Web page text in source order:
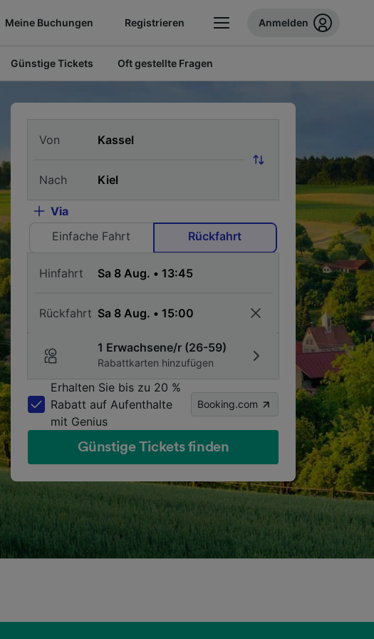
Meine Buchungen Registrieren Anmelden
Günstige Tickets Oft gestellte Fragen
Von
Nach
Via
Einfache Fahrt
Rückfahrt
Hinfahrt
Rückfahrt
1 Erwachsene/r (26-59)
Rabattkarten hinzufügen
Erhalten Sie bis zu 20 %
Rabatt auf Aufenthalte
mit Genius
Booking.com
Günstige Tickets finden